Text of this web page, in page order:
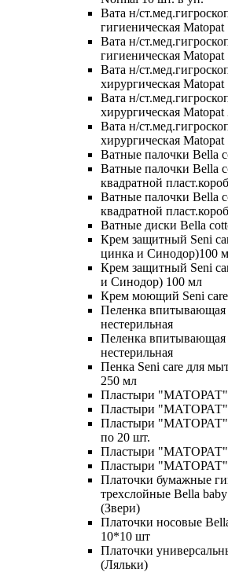
Вата н/
гигиеническая Matopat
Вата н/
гигиеническая Matopat
Вата н/
хирургическая Matopat
Вата н/
хирургическая Matopat
Вата н/
хирургическая Matopat
Ватные палочки Bella
Ватные палочки Bella
квадратной
Ватные палочки Bella
квадратной
Ватные диски Bella
Крем защитный Seni
цинка и Синодор)100
Крем защитный Seni
и Синодор) 100 мл
Крем моющий Seni
Пеленка впитывающая
нестерильная
Пеленка впитывающая
нестерильная
Пенка Seni care для
250 мл
Пластыри "МАТОРАТ"
Пластыри "МАТОРАТ"
Пластыри "МАТОРАТ"
по 20 шт.
Пластыри "МАТОРАТ"
Пластыри "МАТОРАТ"
Платочки бумажные
трехслойные Bella
(Звери)
Платочки носовые
10*10 шт
Платочки
(Ляльки)